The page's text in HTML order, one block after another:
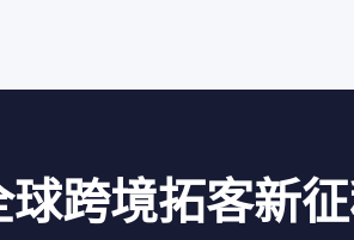
球跨境拓客新